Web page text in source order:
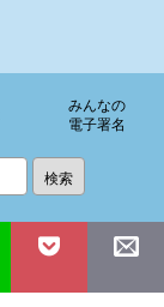
みんなの
電子署名